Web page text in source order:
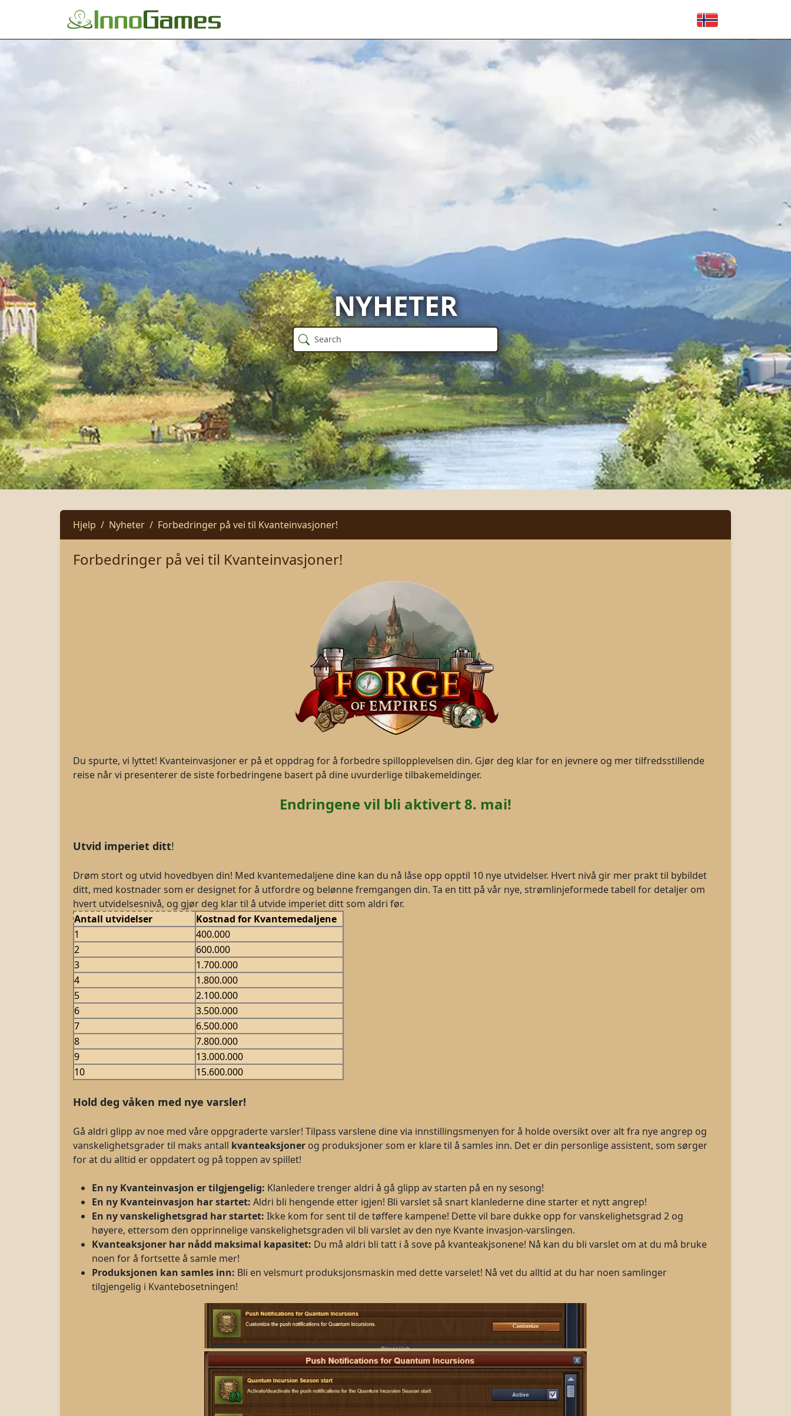
NYHETER
Hjelp Nyheter Forbedringer på vei til Kvanteinvasjoner!
Forbedringer på vei til Kvanteinvasjoner!
Du spurte, vi lyttet! Kvanteinvasjoner er på et oppdrag for å forbedre spillopplevelsen din. Gjør deg klar for en jevnere og mer tilfredsstillende
reise når vi presenterer de siste forbedringene basert på dine uvurderlige tilbakemeldinger.
Endringene vil bli aktivert 8. mai!
Utvid imperiet ditt!
Drøm stort og utvid hovedbyen din! Med kvantemedaljene dine kan du nå låse opp opptil 10 nye utvidelser. Hvert nivå gir mer prakt til bybildet
ditt, med kostnader som er designet for å utfordre og belønne fremgangen din. Ta en titt på vår nye, strømlinjeformede tabell for detaljer om
hvert utvidelsesnivå, og gjør deg klar til å utvide imperiet ditt som aldri før.
Antall utvidelser
Kostnad for Kvantemedaljene
1
400.000
2
600.000
3
1.700.000
4
1.800.000
5
2.100.000
6
3.500.000
7
6.500.000
8
7.800.000
9
13.000.000
10
15.600.000
Hold deg våken med nye varsler!
Gå aldri glipp av noe med våre oppgraderte varsler! Tilpass varslene dine via innstillingsmenyen for å holde oversikt over alt fra nye angrep og
vanskelighetsgrader til maks antall kvanteaksjoner og produksjoner som er klare til å samles inn. Det er din personlige assistent, som sørger
for at du alltid er oppdatert og på toppen av spillet!
En ny Kvanteinvasjon er tilgjengelig: Klanledere trenger aldri å gå glipp av starten på en ny sesong!
En ny Kvanteinvasjon har startet: Aldri bli hengende etter igjen! Bli varslet så snart klanlederne dine starter et nytt angrep!
En ny vanskelighetsgrad har startet: Ikke kom for sent til de tøffere kampene! Dette vil bare dukke opp for vanskelighetsgrad 2 og
høyere, ettersom den opprinnelige vanskelighetsgraden vil bli varslet av den nye Kvante invasjon-varslingen.
Kvanteaksjoner har nådd maksimal kapasitet: Du må aldri bli tatt i å sove på kvanteakjsonene! Nå kan du bli varslet om at du må bruke
noen for å fortsette å samle mer!
Produksjonen kan samles inn: Bli en velsmurt produksjonsmaskin med dette varselet! Nå vet du alltid at du har noen samlinger
tilgjengelig i Kvantebosetningen!